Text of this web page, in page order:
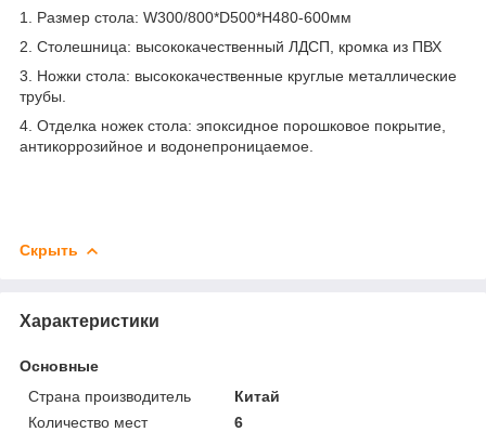
1. Размер стола: W300/800*D500*H480-600мм
2. Столешница: высококачественный ЛДСП, кромка из ПВХ
3. Ножки стола: высококачественные круглые металлические
трубы.
4. Отделка ножек стола: эпоксидное порошковое покрытие,
антикоррозийное и водонепроницаемое.
Скрыть
Характеристики
Основные
Страна производитель
Китай
Количество мест
6